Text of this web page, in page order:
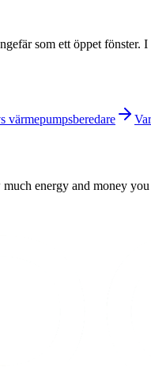
som ett öppet fönster. I
värmepumpsberedare
energy and money